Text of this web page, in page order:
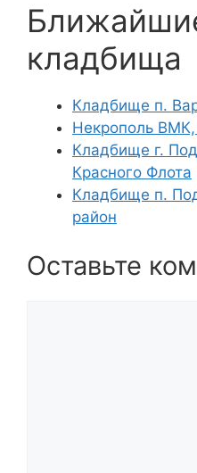
кладбища
Кладбище п.
Некрополь
Кладбище г.
Красного Флота
Кладбище п.
район
Оставьте